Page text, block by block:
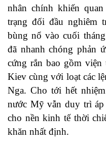
nhân chính khiến
trạng đối đầu nghiêm
bùng nổ vào cuối
đã nhanh chóng phản
cứng rắn bao gồm
Kiev cùng với loạt các
Nga. Cho tới hết
nước Mỹ vẫn duy trì
cho nền kinh tế thời
khăn nhất định.